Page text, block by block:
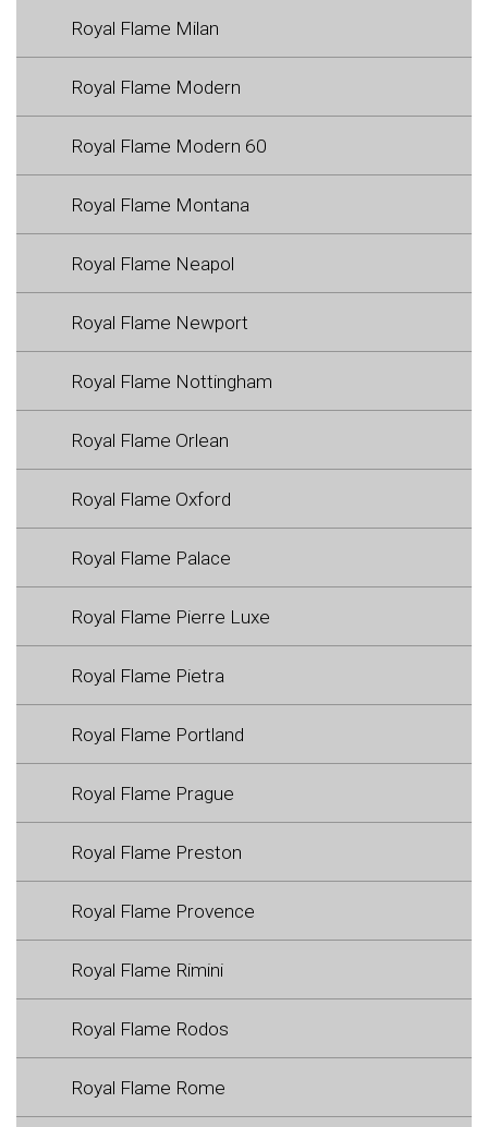
Royal Flame Milan
Royal Flame Modern
Royal Flame Modern 60
Royal Flame Montana
Royal Flame Neapol
Royal Flame Newport
Royal Flame Nottingham
Royal Flame Orlean
Royal Flame Oxford
Royal Flame Palace
Royal Flame Pierre Luxe
Royal Flame Pietra
Royal Flame Portland
Royal Flame Prague
Royal Flame Preston
Royal Flame Provence
Royal Flame Rimini
Royal Flame Rodos
Royal Flame Rome